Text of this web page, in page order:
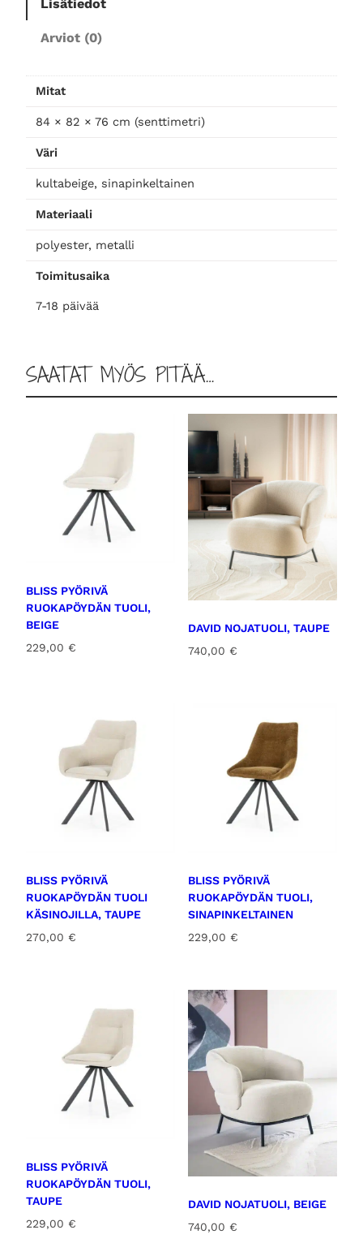
u
Lisätiedot
Arviot (0)
Mitat
84 × 82 × 76 cm (senttimetri)
Väri
kultabeige, sinapinkeltainen
Materiaali
polyester, metalli
Toimitusaika
7-18 päivää
SAATAT MYÖS PITÄÄ…
BLISS PYÖRIVÄ
RUOKAPÖYDÄN TUOLI,
BEIGE
229,00 €
DAVID NOJATUOLI, TAUPE
740,00 €
BLISS PYÖRIVÄ
RUOKAPÖYDÄN TUOLI
KÄSINOJILLA, TAUPE
270,00 €
BLISS PYÖRIVÄ
RUOKAPÖYDÄN TUOLI,
SINAPINKELTAINEN
229,00 €
BLISS PYÖRIVÄ
RUOKAPÖYDÄN TUOLI,
TAUPE
229,00 €
DAVID NOJATUOLI, BEIGE
740,00 €